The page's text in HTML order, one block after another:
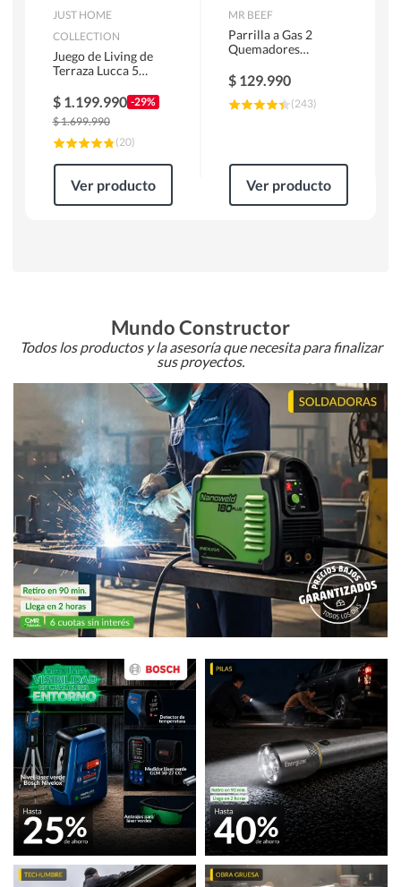
JUST HOME
COLLECTION
Juego de Living de
Terraza Lucca 5
$ 1.199.990 -29%
$1.699.990
(20)
Ver producto
MR BEEF
Parrilla a Gas 2
Quemadores
$ 129.990
(243)
Ver producto
Mundo Constructor
Todos los productos y la asesoría que necesita para finalizar
sus proyectos.